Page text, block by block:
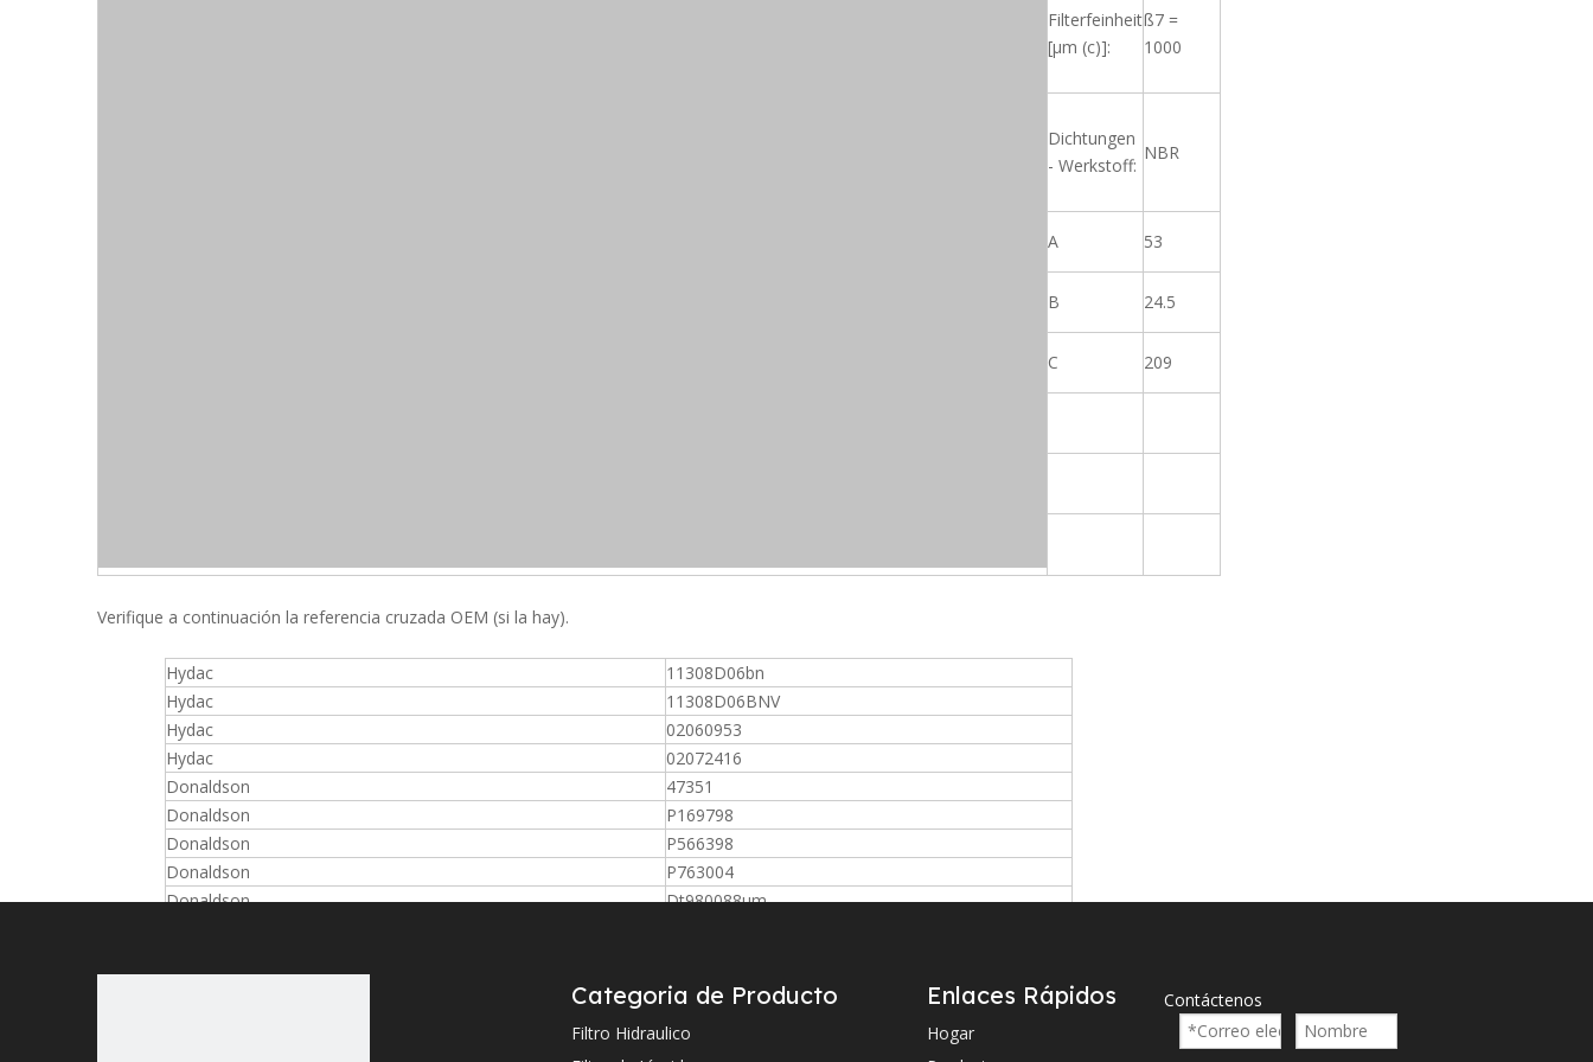
Filterfeinheit
[µm (c)]:
ß7 =
1000
Dichtungen
- Werkstoff:
NBR
A 53
B 24.5
C 209
Verifique a continuación la referencia cruzada OEM (si la hay).
Hydac
11308D06bn
Hydac
11308D06BNV
Hydac
02060953
Hydac
02072416
Donaldson
47351
Donaldson
P169798
Donaldson
P566398
Donaldson
P763004
Donaldson
Dt980088um
930198Q
G02752
Categoria de Producto
Filtro Hidraulico
Enlaces Rápidos
Hogar
Contáctenos